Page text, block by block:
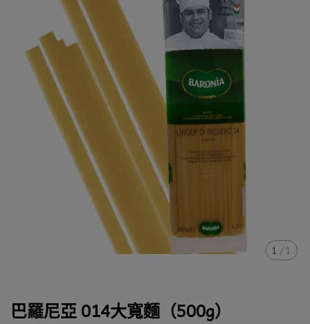
1 /1
巴羅尼亞 014大寬麵（500g）